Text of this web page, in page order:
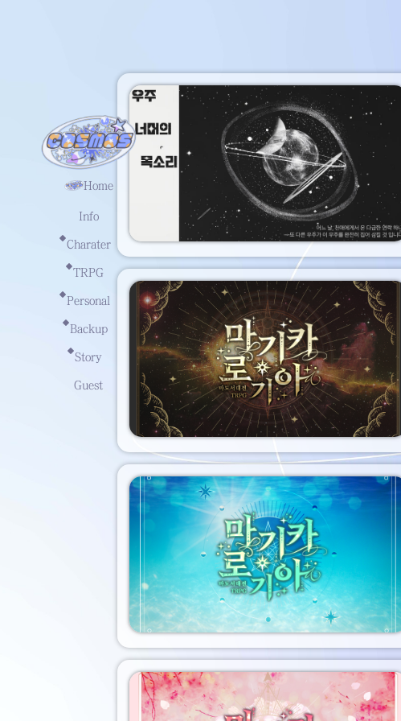
Home
Info
Charater
TRPG
Personal
Backup
Story
Guest